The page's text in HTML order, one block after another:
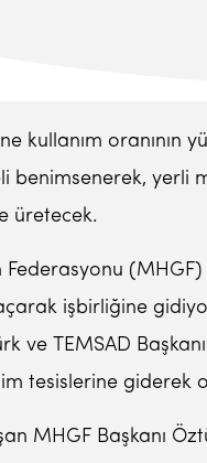
kullanım oranının
benimsenerek, yerli
üretecek.
işbirliğine
ve TEMSAD
tesislerine giderek
MHGF Başkanı